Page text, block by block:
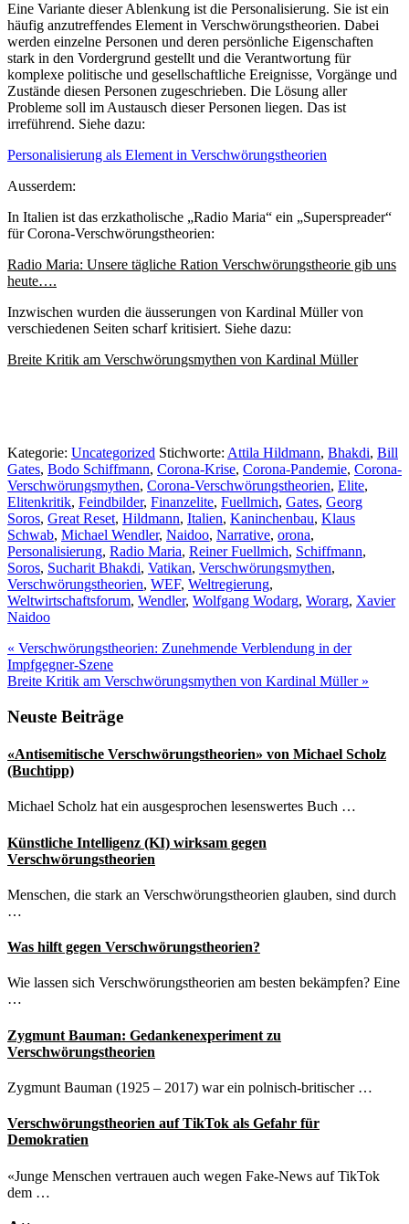
Eine Variante dieser Ablenkung ist die Personalisierung. Sie ist ein
häufig anzutreffendes Element in Verschwörungstheorien. Dabei
werden einzelne Personen und deren persönliche Eigenschaften
stark in den Vordergrund gestellt und die Verantwortung für
komplexe politische und gesellschaftliche Ereignisse, Vorgänge und
Zustände diesen Personen zugeschrieben. Die Lösung aller
Probleme soll im Austausch dieser Personen liegen. Das ist
irreführend. Siehe dazu:
Personalisierung als Element in Verschwörungstheorien
Ausserdem:
In Italien ist das erzkatholische „Radio Maria“ ein „Superspreader“
für Corona-Verschwörungstheorien:
Radio Maria: Unsere tägliche Ration Verschwörungstheorie gib uns
heute….
Inzwischen wurden die äusserungen von Kardinal Müller von
verschiedenen Seiten scharf kritisiert. Siehe dazu:
Breite Kritik am Verschwörungsmythen von Kardinal Müller
Kategorie: Uncategorized Stichworte: Attila Hildmann, Bhakdi, Bill
Gates, Bodo Schiffmann, Corona-Krise, Corona-Pandemie, Corona-
Verschwörungsmythen, Corona-Verschwörungstheorien, Elite,
Elitenkritik, Feindbilder, Finanzelite, Fuellmich, Gates, Georg
Soros, Great Reset, Hildmann, Italien, Kaninchenbau, Klaus
Schwab, Michael Wendler, Naidoo, Narrative, orona,
Personalisierung, Radio Maria, Reiner Fuellmich, Schiffmann,
Soros, Sucharit Bhakdi, Vatikan, Verschwörungsmythen,
Verschwörungstheorien, WEF, Weltregierung,
Weltwirtschaftsforum, Wendler, Wolfgang Wodarg, Worarg, Xavier
Naidoo
Vorheriger
Beitrag:
« Verschwörungstheorien: Zunehmende Verblendung in der
Impfgegner-Szene
Nächster
Breite Kritik am Verschwörungsmythen von Kardinal Müller »
Seitenspalte
Neuste Beiträge
«Antisemitische Verschwörungstheorien» von Michael Scholz
(Buchtipp)
Michael Scholz hat ein ausgesprochen lesenswertes Buch …
Künstliche Intelligenz (KI) wirksam gegen
Verschwörungstheorien
Menschen, die stark an Verschwörungstheorien glauben, sind durch
…
Was hilft gegen Verschwörungstheorien?
Wie lassen sich Verschwörungstheorien am besten bekämpfen? Eine
…
Zygmunt Bauman: Gedankenexperiment zu
Verschwörungstheorien
Zygmunt Bauman (1925 – 2017) war ein polnisch-britischer …
Verschwörungstheorien auf TikTok als Gefahr für
Demokratien
«Junge Menschen vertrauen auch wegen Fake-News auf TikTok
dem …